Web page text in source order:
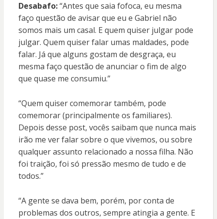
Desabafo:“Antes que saia fofoca, eu mesma
faço questão de avisar que eu e Gabriel não
somos mais um casal. E quem quiser julgar pode
julgar. Quem quiser falar umas maldades, pode
falar. Já que alguns gostam de desgraça, eu
mesma faço questão de anunciar o fim de algo
que quase me consumiu.”
“Quem quiser comemorar também, pode
comemorar (principalmente os familiares).
Depois desse post, vocês saibam que nunca mais
irão me ver falar sobre o que vivemos, ou sobre
qualquer assunto relacionado a nossa filha. Não
foi traição, foi só pressão mesmo de tudo e de
todos.”
“A gente se dava bem, porém, por conta de
problemas dos outros, sempre atingia a gente. E